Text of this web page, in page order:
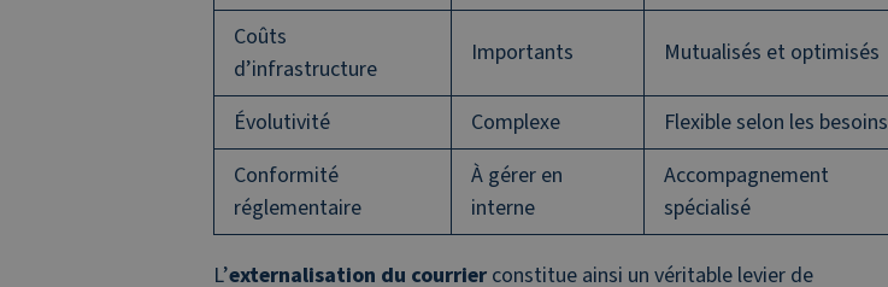
Coûts
d’infrastructure
Importants Mutualisés et optimisés
Évolutivité Complexe
Flexible selon les besoins
Conformité
réglementaire
À gérer en
interne
Accompagnement
spécialisé
L’externalisation du courrierconstitue ainsi un véritable levier de